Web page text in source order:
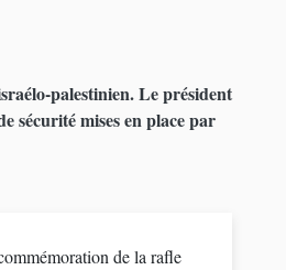
palestinien. Le président
sécurité mises en place par
de la rafle